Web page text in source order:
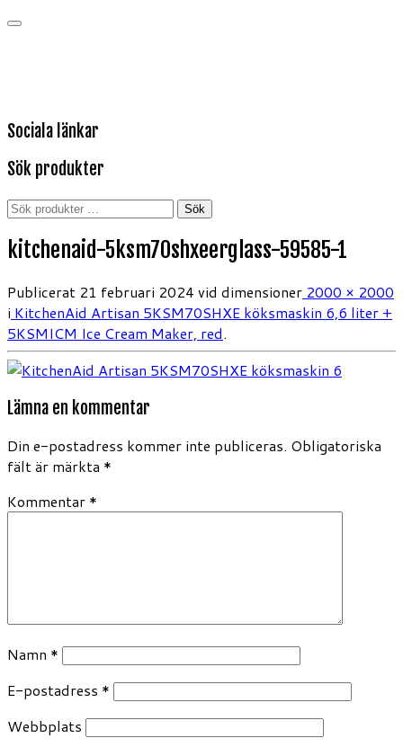
Sociala länkar
Sök produkter
Sök
Sök
kitchenaid-5ksm70shxeerglass-59585-1
Publicerat 21 februari 2024 vid dimensioner 2000 × 2000
i KitchenAid Artisan 5KSM70SHXE köksmaskin 6,6 liter +
5KSMICM Ice Cream Maker, red.
Lämna en kommentar
Din e-postadress kommer inte publiceras. Obligatoriska
fält är märkta *
Kommentar *
Namn *
E-postadress *
Webbplats